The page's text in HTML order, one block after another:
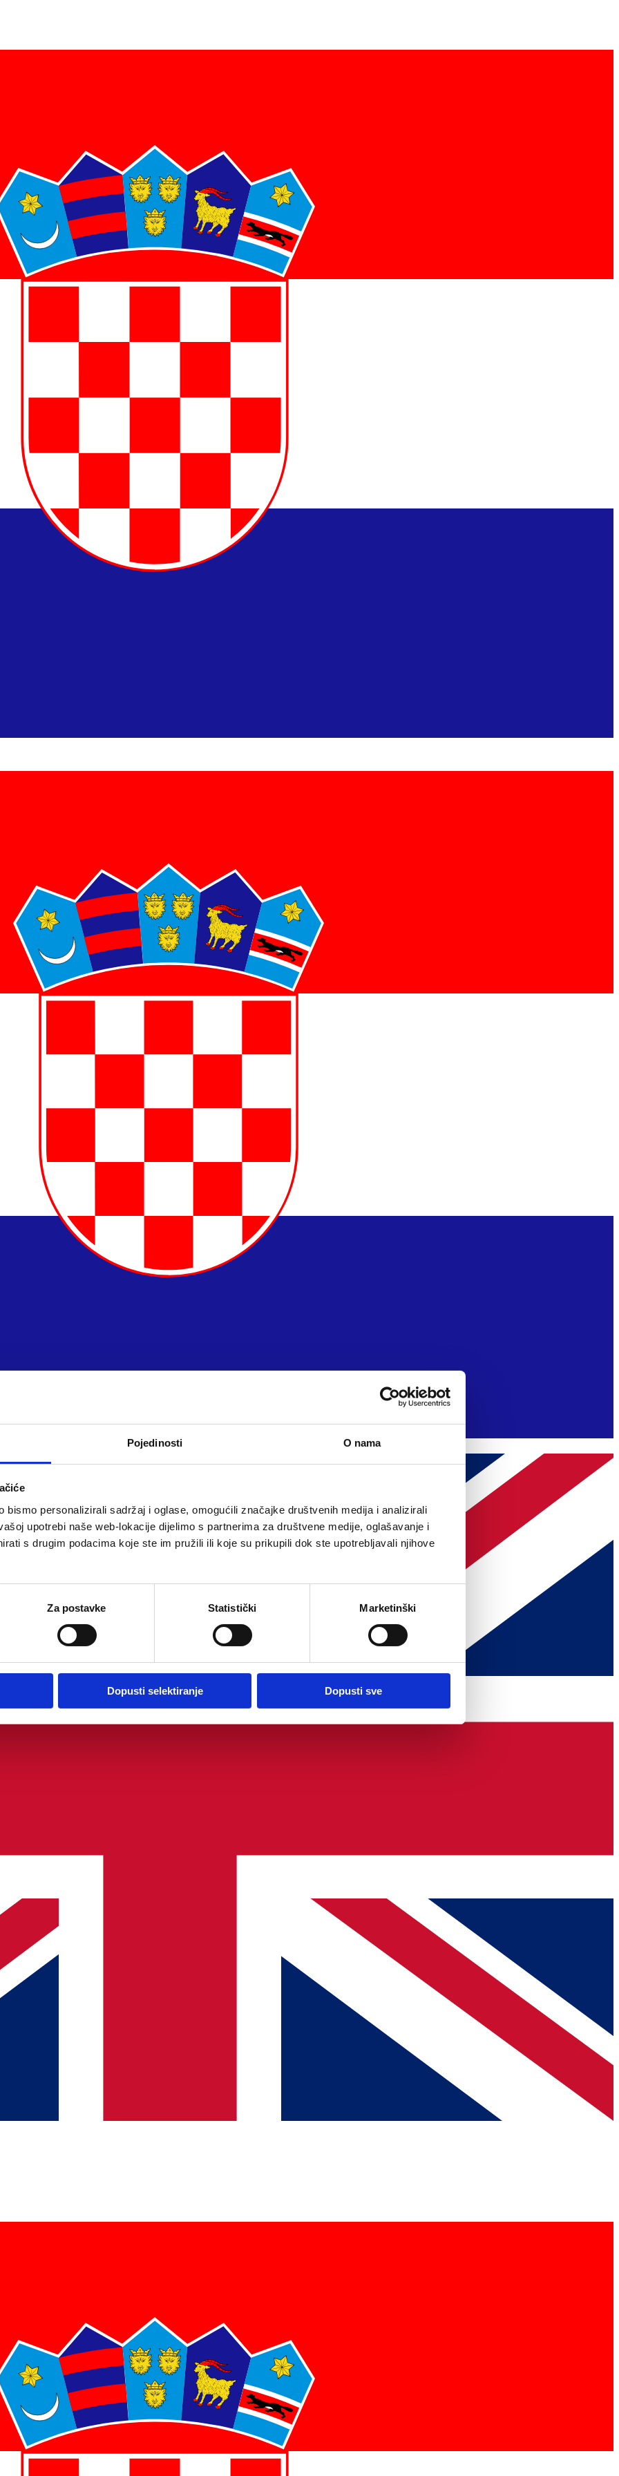
Pojedinosti O nama
bismo personalizirali sadržaj i oglase, omogućili značajke društvenih medija i analizirali
upotrebi naše web-lokacije dijelimo s partnerima za društvene medije, oglašavanje i
s drugim podacima koje ste im pružili ili koje su prikupili dok ste upotrebljavali njihove
Za postavke Statistički Marketinški
Dopusti selektiranje Dopusti sve